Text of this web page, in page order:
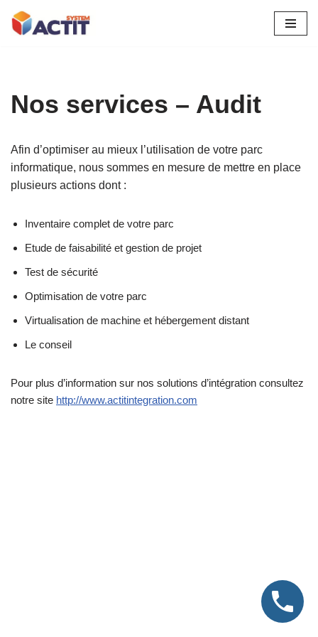
Aller
Nos services – Audit
Afin d’optimiser au mieux l’utilisation de votre parc
informatique, nous sommes en mesure de mettre en place
plusieurs actions dont :
Inventaire complet de votre parc
Etude de faisabilité et gestion de projet
Test de sécurité
Optimisation de votre parc
Virtualisation de machine et hébergement distant
Le conseil
Pour plus d’information sur nos solutions d’intégration consultez
notre site http://www.actitintegration.com